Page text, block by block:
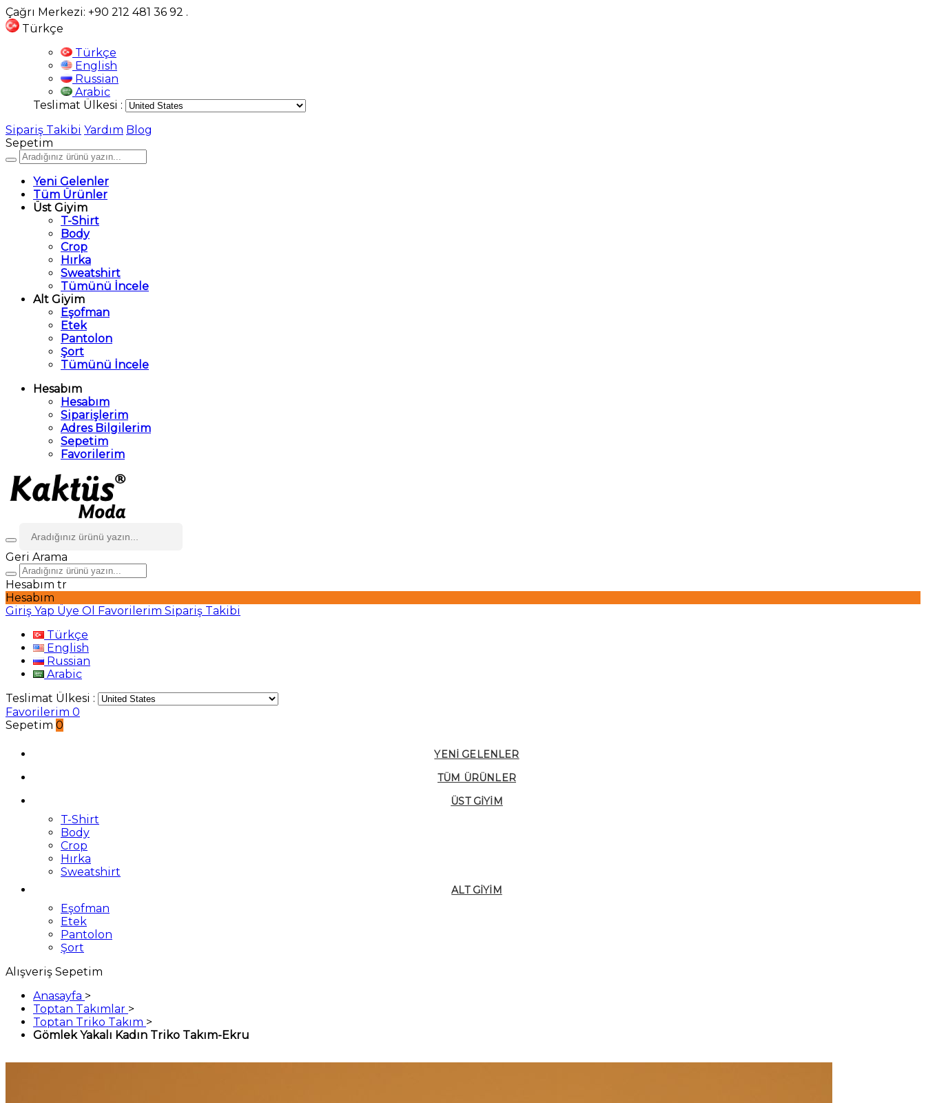
Çağrı Merkezi: +90 212 481 36 92 .
Türkçe
Türkçe
English
Russian
Arabic
Teslimat Ülkesi :
Sipariş Takibi Yardım Blog
Sepetim
Yeni Gelenler
Tüm Ürünler
Üst Giyim
T-Shirt
Body
Crop
Hırka
Sweatshirt
Tümünü İncele
Alt Giyim
Eşofman
Etek
Pantolon
Şort
Tümünü İncele
Hesabım
Hesabım
Siparişlerim
Adres Bilgilerim
Sepetim
Favorilerim
Geri Arama
Hesabım tr
Hesabım
Giriş Yap Üye Ol Favorilerim Sipariş Takibi
Türkçe
English
Russian
Arabic
Teslimat Ülkesi :
Favorilerim 0
Sepetim 0
YENI GELENLER
TÜM ÜRÜNLER
ÜST GIYIM
T-Shirt
Body
Crop
Hırka
Sweatshirt
ALT GIYIM
Eşofman
Etek
Pantolon
Şort
Alışveriş Sepetim
Anasayfa >
Toptan Takımlar >
Toptan Triko Takım >
Gömlek Yakalı Kadın Triko Takım-Ekru